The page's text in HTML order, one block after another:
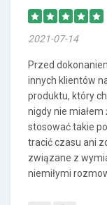
2021-07-14
Przed
innych klientów
produktu, który
nigdy nie
stosować takie
tracić czasu ani
związane z
niemiłymi